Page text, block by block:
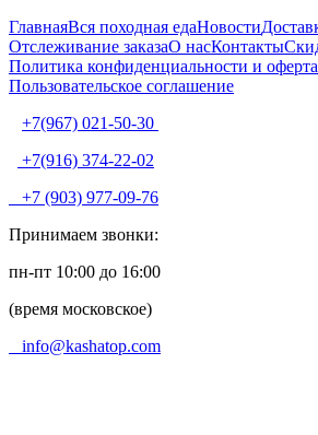
ГлавнаяВся походная едаНовости
Отслеживание заказаО насКонтакты
Политика конфиденциальности и
Пользовательское соглашение
+7(967) 021-50-30
+7(916) 374-22-02
+7 (903) 977-09-76
Принимаем звонки:
пн-пт 10:00 до 16:00
(время московское)
info@kashatop.com